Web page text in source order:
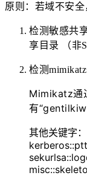
原则：若域不安全
检测敏感共
享目录 （非
检测
Mimikatz通
有
其他关键字：